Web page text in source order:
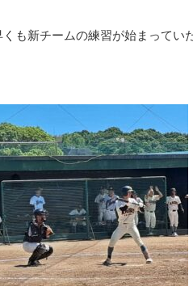
も新チームの練習が始まってい